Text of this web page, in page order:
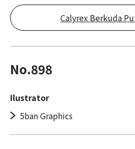
Calyrex Berkuda
No.898
Ilustrator
5ban Graphics